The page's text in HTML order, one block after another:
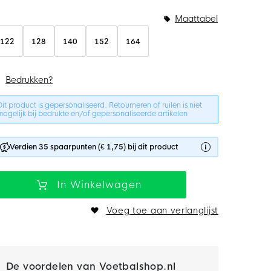
Maattabel
122 128 140 152 164
Bedrukken?
product is gepersonaliseerd. Retourneren of ruilen is niet
bij bedrukte en/of gepersonaliseerde artikelen
Verdien 35 spaarpunten (€ 1,75) bij dit product
In Winkelwagen
Voeg toe aan verlanglijst
De voordelen van Voetbalshop.nl